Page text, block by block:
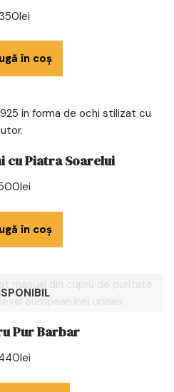
lei
în coș
cu Piatra Soarelui
lei
în coș
Pur Barbar
lei